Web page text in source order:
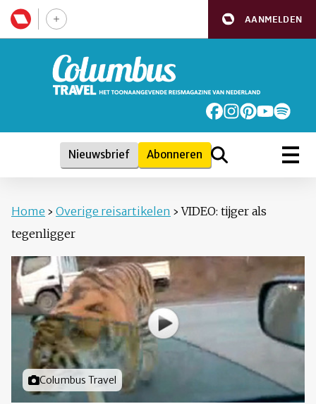
AANMELDEN
Nieuwsbrief Abonneren
Home › Overige reisartikelen › VIDEO: tijger als
tegenligger
Foto door
Columbus Travel